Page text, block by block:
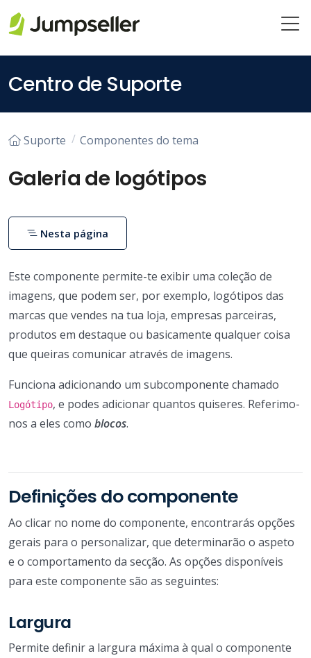
Centro de Suporte
Suporte Componentes do tema
Galeria de logótipos
Este componente permite-te exibir uma coleção de
imagens, que podem ser, por exemplo, logótipos das
marcas que vendes na tua loja, empresas parceiras,
produtos em destaque ou basicamente qualquer coisa
que queiras comunicar através de imagens.
Funciona adicionando um subcomponente chamado
Logótipo, e podes adicionar quantos quiseres. Referimo-
nos a eles como blocos.
Definições do componente
Ao clicar no nome do componente, encontrarás opções
gerais para o personalizar, que determinarão o aspeto
e o comportamento da secção. As opções disponíveis
para este componente são as seguintes:
Largura
Permite definir a largura máxima à qual o componente
Nesta página